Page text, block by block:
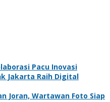
Pacu Inovasi
Jakarta Raih Digital
Joran, Wartawan Foto Siap